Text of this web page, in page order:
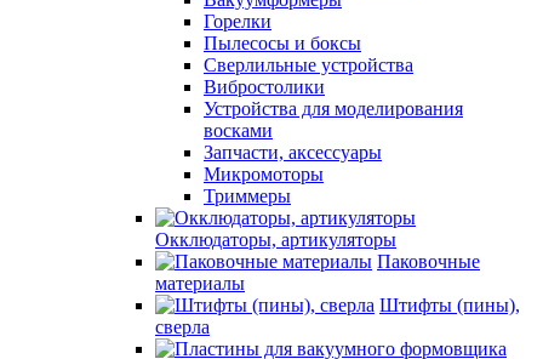
Горелки
Пылесосы и боксы
Сверлильные устройства
Вибростолики
Устройства для моделирования
восками
Запчасти, аксессуары
Микромоторы
Триммеры
Окклюдаторы, артикуляторы
Паковочные
материалы
Штифты (пины),
сверла